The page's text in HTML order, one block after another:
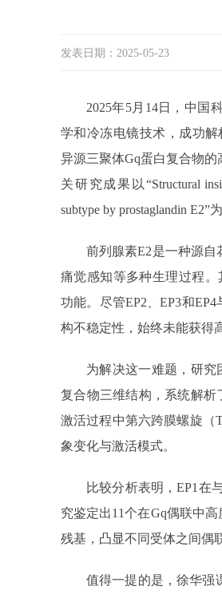
发表日期： 2025-05-23
2025年5月14日，中国
学和冷冻电镜技术，成功解
异源三聚体Gq蛋白复合物的
关研究成果以“Structural
subtype by prostaglandin
前列腺素E2是一种源自
痛觉感知等多种生理过程。
功能。尽管EP2、EP3和
构不稳定性，始终未能获得
为解决这一难题，研究
复合物三维结构，系统解析
激活过程中第六跨膜螺旋（
象变化与激活模式。
比较分析表明，EP1在
究鉴定出11个在Gq偶联中
残基，凸显不同受体之间偶
值得一提的是，徐华强